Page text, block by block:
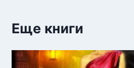
Еще книги